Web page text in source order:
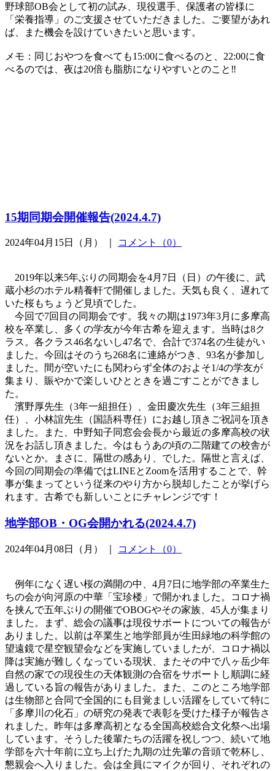
野球部OB会として初の試み、現役選手、保護者の皆様に
「栄養指導」のご支援させていただきました。ご要望があれ
ば、また機会を設けていきたいと思います。
メモ：同じおやつを食べても15:00に食べるのと、22:00に食
べるのでは、夜は20倍も脂肪になりやすいとのこと‼
15期同期会開催報告(2024.4.7)
2024年04月15日（月） ｜ コメント（0）
2019年以来5年ぶりの同期会を4月7日（日）の午後に、武
蔵小杉のホテル精養軒で開催しました。天気も良く、遅れて
いた桜もちょうど見頃でした。
今回で7回目の同期会です。我々の期は1973年3月に多摩高
校を卒業し、多くの学友が今年古希を迎えます。当時は8ク
ラス。各クラス46名ないし47名で、合計で374名の生徒がい
ました。今回はそのうち268名に連絡がつき、93名が参加し
ました。間が空いたにも関わらず全体のおよそ1/4の学友が
集まり、賑やかで楽しいひとときを過ごすことができまし
た。
濱野厚先生（3年一組担任）、金田慶次先生（3年三組担
任）、小林誼先生（国語科専任）にお越し頂きご祝詞を頂き
ました。また、中野知子同窓会会長から最近の多摩高校の状
況をお話し頂きました。今はもうあの頃の二階建ての校舎が
ないとか。まさに、隔世の感あり、でした。隔世と言えば、
今回の同期会の準備ではLINEとZoomを活用することで、幹
事が集まってという従来のやり方から脱却したことが挙げら
れます。古希でも新しいことにチャレンジです！
地学部OB・OG会開かれる(2024.4.7)
2024年04月08日（月） ｜ コメント（0）
例年になく遅い桜の満開の中、4月7日に地学部の卒業生た
ちの会が向河原の中華「宝珍楼」で開かれました。コロナ禍
を挟んで五年ぶりの開催でOBOGやその家族、45人が集まり
ました。まず、総会の議事は現役サポートについての報告が
ありました。以前は卒業生と地学部員が生田緑地の科学館の
望遠鏡で星空観望会などを実施していましたが、コロナ禍以
降は実施が難しくなっている現状、またその中で八ヶ岳少年
自然の家での現役生の天体観測の合宿をサポートし順調に経
過している旨の報告がありました。また、このところ地学部
は生物部と合同で全国的にも目覚ましい活躍をしていて特に
「多摩川の化石」の研究の発表で表彰を受けた様子が報告さ
れました。昨年は多摩高初となる全国高校総合文化祭へ出場
しています。そうした後輩たちの活躍を祝しつつ、続いて地
学部を六十年前に立ち上げた九期の辻先輩の音頭で乾杯し、
懇親会へ入りました。会は全員にマイクが回り、それぞれの